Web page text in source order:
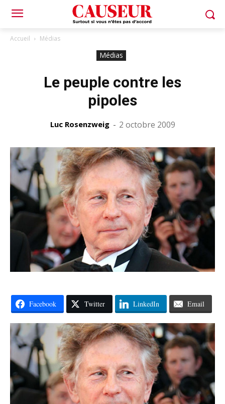
Accueil Médias
Médias
Le peuple contre les
pipoles
Luc Rosenzweig - 2 octobre 2009
Facebook Twitter LinkedIn Email